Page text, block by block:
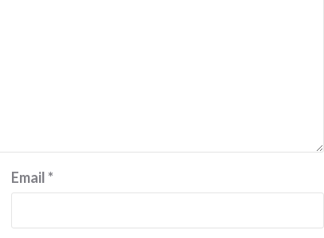
Email*